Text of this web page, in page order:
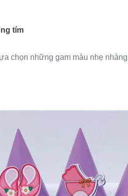
tím
chọn những gam màu nhẹ